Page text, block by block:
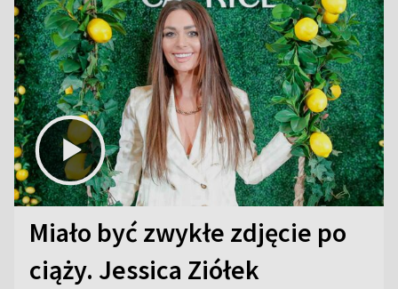
Miało być zwykłe zdjęcie po
ciąży. Jessica Ziółek